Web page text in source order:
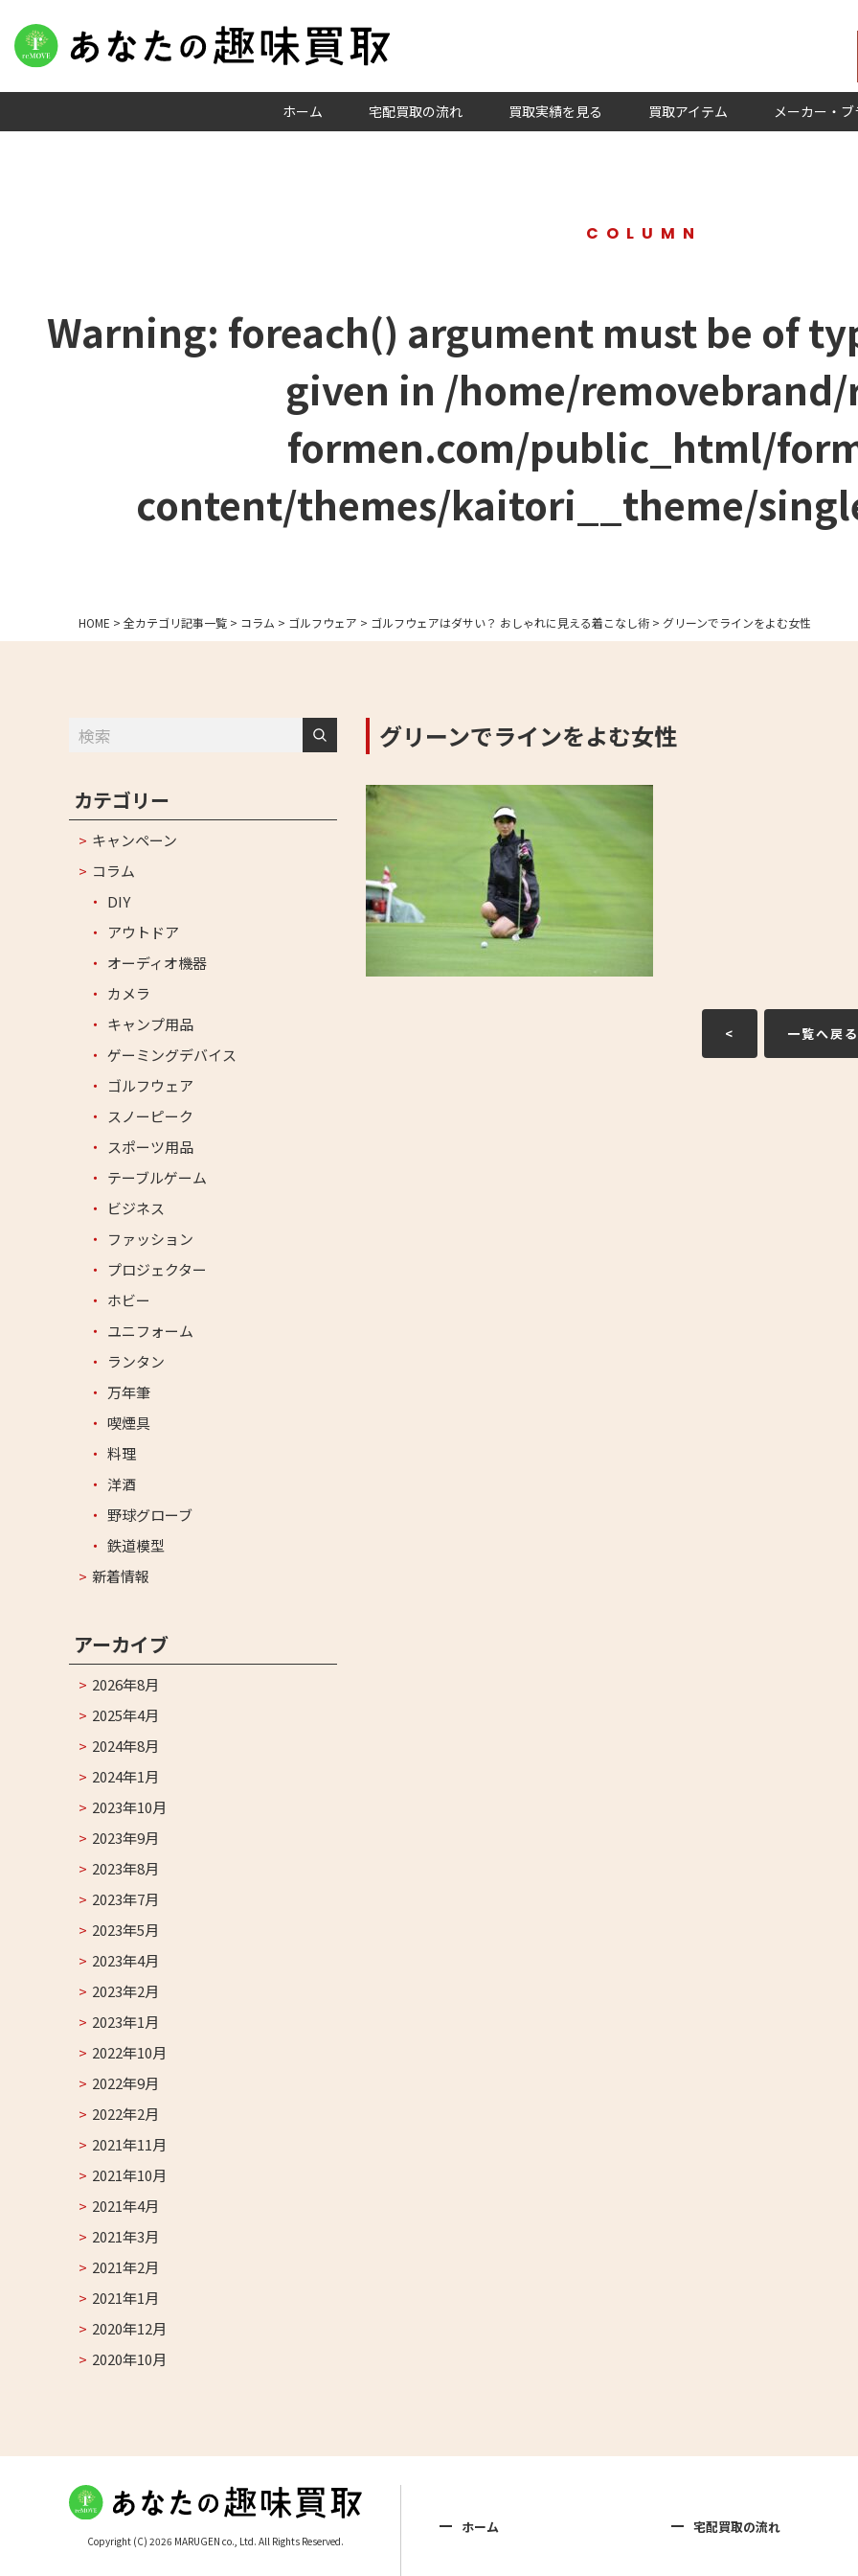
ホーム 宅配買取の流れ 買取実績を見る 買取アイテム メーカー・
COLUMN
Warning: foreach() argument must be of
given in /home/removebrand/
formen.com/public_html/
content/themes/kaitori__theme/
HOME > 全カテゴリ記事一覧 > コラム > ゴルフウェア > ゴルフウェアはダサい？ おしゃれに見える着こなし術 > グリーンでラインをよむ女性
グリーンでラインをよむ女性
< 一覧へ戻る
カテゴリー
キャンペーン
コラム
DIY
アウトドア
オーディオ機器
カメラ
キャンプ用品
ゲーミングデバイス
ゴルフウェア
スノーピーク
スポーツ用品
テーブルゲーム
ビジネス
ファッション
プロジェクター
ホビー
ユニフォーム
ランタン
万年筆
喫煙具
料理
洋酒
野球グローブ
鉄道模型
新着情報
アーカイブ
2026年8月
2025年4月
2024年8月
2024年1月
2023年10月
2023年9月
2023年8月
2023年7月
2023年5月
2023年4月
2023年2月
2023年1月
2022年10月
2022年9月
2022年2月
2021年11月
2021年10月
2021年4月
2021年3月
2021年2月
2021年1月
2020年12月
2020年10月
Copyright (C) 2026 MARUGEN co., Ltd. All Rights Reserved.
ホーム 宅配買取の流れ